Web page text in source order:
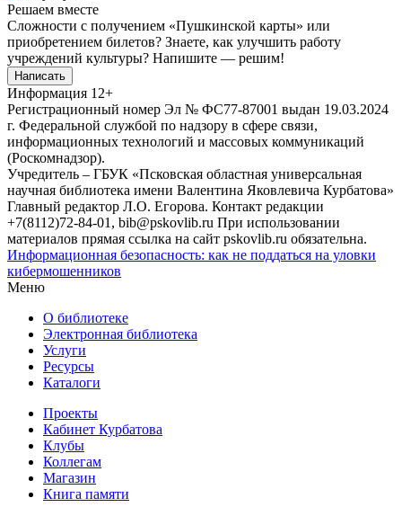
Решаем вместе
Сложности с получением «Пушкинской карты» или
приобретением билетов? Знаете, как улучшить работу
учреждений культуры? Напишите — решим!
Написать
Информация 12+
Регистрационный номер Эл № ФС77-87001 выдан 19.03.2024
г. Федеральной службой по надзору в сфере связи,
информационных технологий и массовых коммуникаций
(Роскомнадзор).
Учредитель – ГБУК «Псковская областная универсальная
научная библиотека имени Валентина Яковлевича Курбатова»
Главный редактор Л.О. Егорова. Контакт редакции
+7(8112)72-84-01, bib@pskovlib.ru При использовании
материалов прямая ссылка на сайт pskovlib.ru обязательна.
Информационная безопасность: как не поддаться на уловки
кибермошенников
Меню
О библиотеке
Электронная библиотека
Услуги
Ресурсы
Каталоги
Проекты
Кабинет Курбатова
Клубы
Коллегам
Магазин
Книга памяти